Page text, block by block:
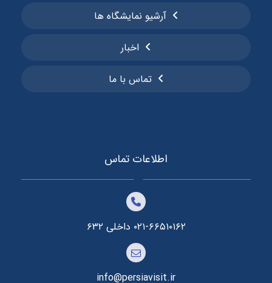
آرشیو نمایشگاه ها
اخبار
تماس با ما
اطلاعات تماس
۰۲۱-۶۶۵۱۰۱۶۲ داخلی ۶۳۲
info@persiavisit.ir